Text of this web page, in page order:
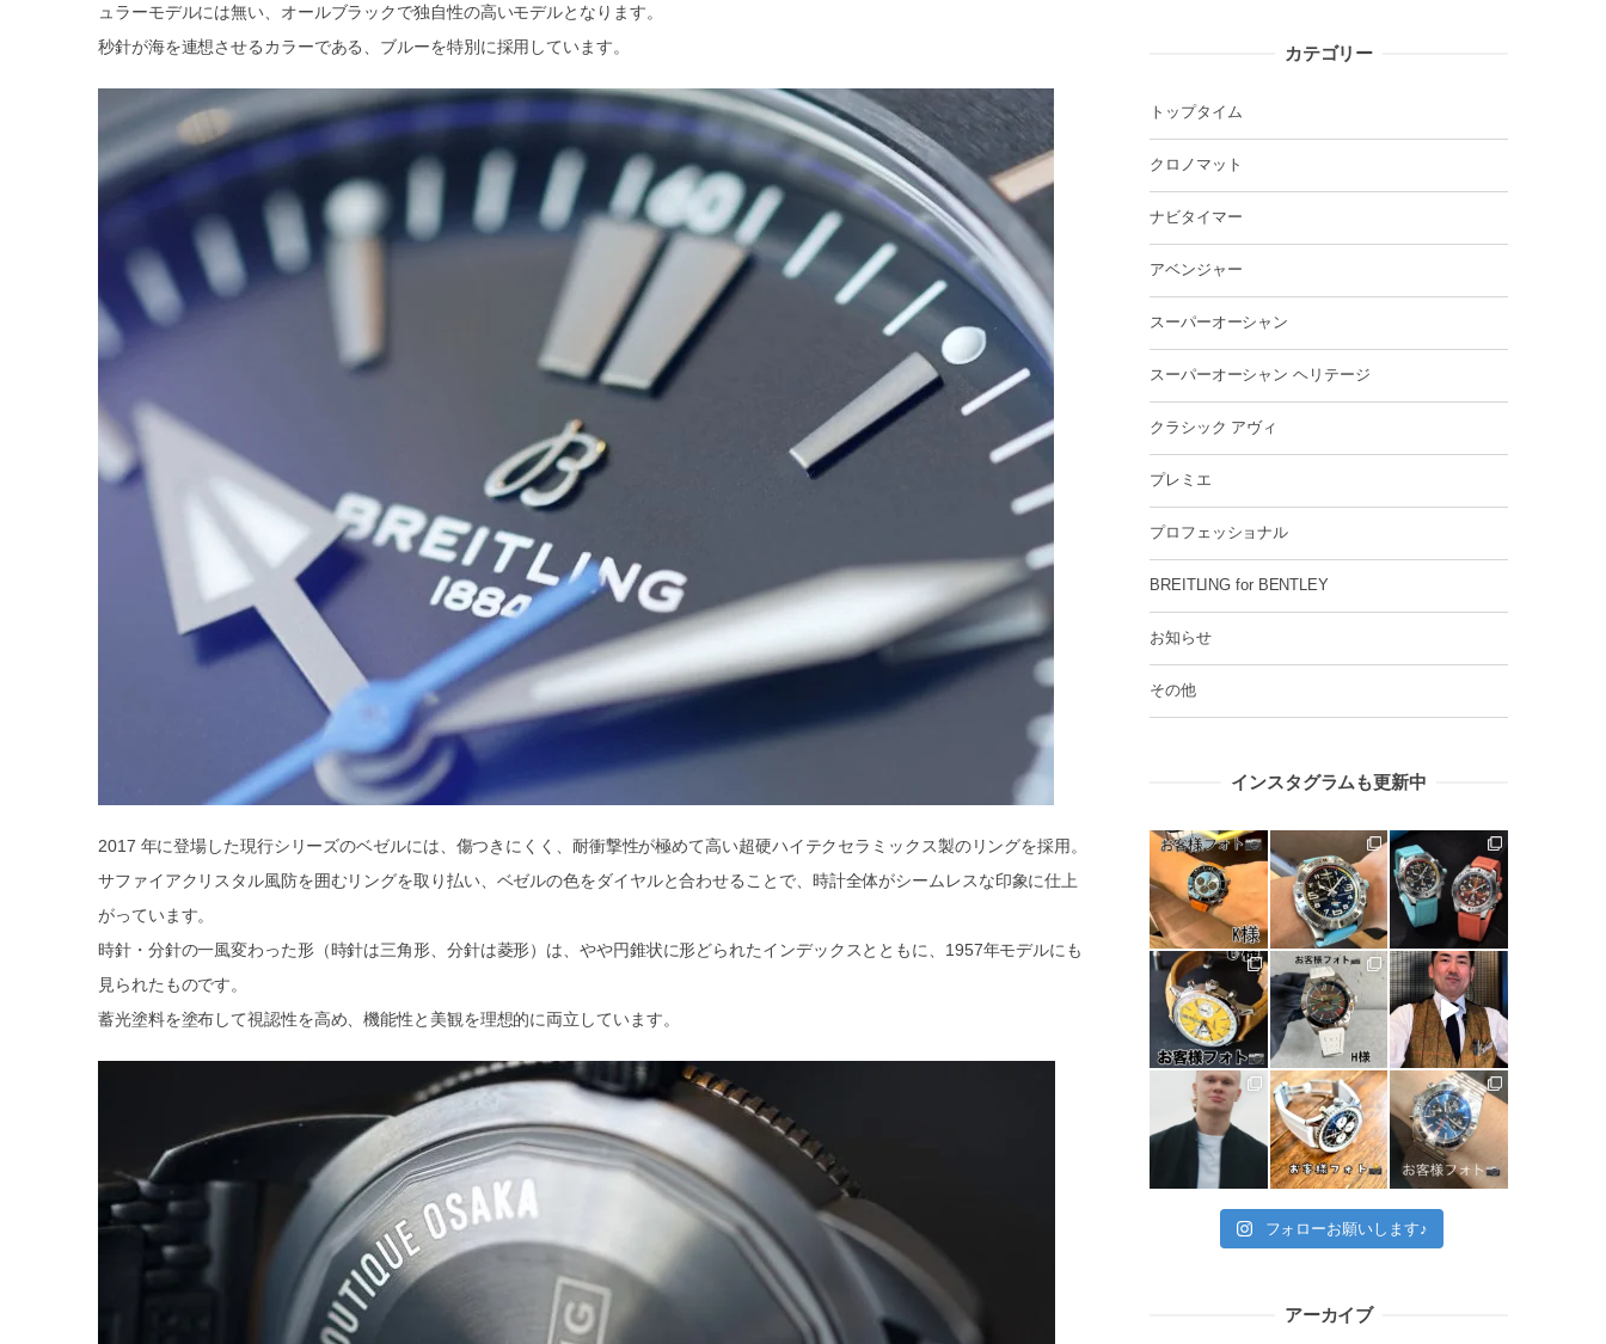
ュラーモデルには無い、オールブラックで独自性の高いモデルとなります。
秒針が海を連想させるカラーである、ブルーを特別に採用しています。
2017 年に登場した現行シリーズのベゼルには、傷つきにくく、耐衝撃性が極めて高い超硬ハイテクセラミックス製のリングを採用。
サファイアクリスタル風防を囲むリングを取り払い、ベゼルの色をダイヤルと合わせることで、時計全体がシームレスな印象に仕上
がっています。
時針・分針の一風変わった形（時針は三角形、分針は菱形）は、やや円錐状に形どられたインデックスとともに、1957年モデルにも
見られたものです。
蓄光塗料を塗布して視認性を高め、機能性と美観を理想的に両立しています。
カテゴリー
トップタイム
クロノマット
ナビタイマー
アベンジャー
スーパーオーシャン
スーパーオーシャン ヘリテージ
クラシック アヴィ
プレミエ
プロフェッショナル
BREITLING for BENTLEY
お知らせ
その他
インスタグラムも更新中
フォローお願いします♪
アーカイブ